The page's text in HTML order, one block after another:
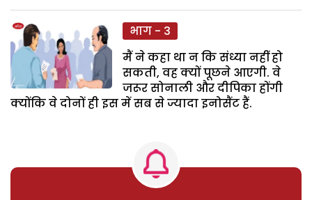
भाग - 3
मैं ने कहा था न कि संध्या नहीं हो
सकती, वह क्यों पूछने आएगी. वे
जरूर सोनाली और दीपिका होंगी
क्योंकि वे दोनों ही इस में सब से ज्यादा इनोसैंट हैं.